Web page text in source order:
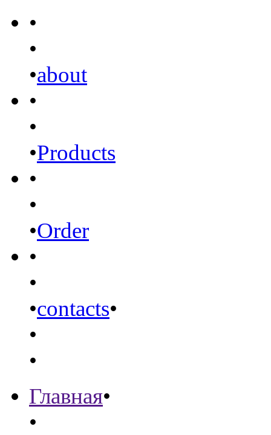
•
•
•about
•
•
•Products
•
•
•Order
•
•
•contacts•
•
•
Главная•
•